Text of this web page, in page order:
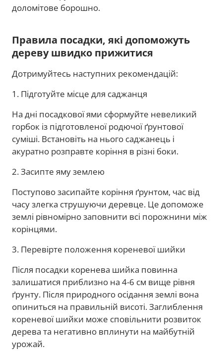
доломітове борошно.
Правила посадки, які допоможуть
дереву швидко прижитися
Дотримуйтесь наступних рекомендацій:
1. Підготуйте місце для саджанця
На дні посадкової ями сформуйте невеликий
горбок із підготовленої родючої ґрунтової
суміші. Встановіть на нього саджанець і
акуратно розправте коріння в різні боки.
2. Засипте яму землею
Поступово засипайте коріння ґрунтом, час від
часу злегка струшуючи деревце. Це допоможе
землі рівномірно заповнити всі порожнини між
корінцями.
3. Перевірте положення кореневої шийки
Після посадки коренева шийка повинна
залишатися приблизно на 4-6 см вище рівня
ґрунту. Після природного осідання землі вона
опиниться на правильній висоті. Заглиблення
кореневої шийки може сповільнити розвиток
дерева та негативно вплинути на майбутній
урожай.